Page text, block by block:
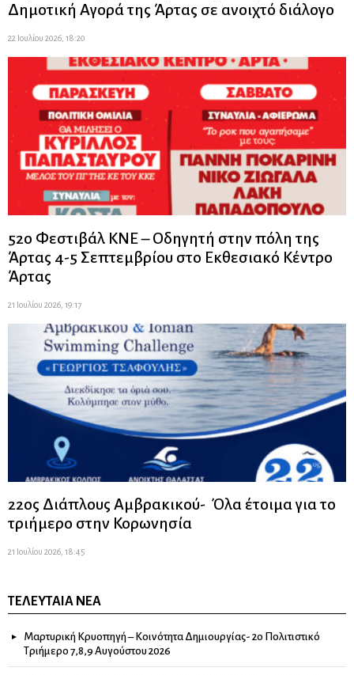
Δημοτική Αγορά της Άρτας σε ανοιχτό διάλογο
22 Ιουλίου 2026, 18:20
52ο Φεστιβάλ ΚΝΕ – Οδηγητή στην πόλη της
Άρτας 4-5 Σεπτεμβρίου στο Εκθεσιακό Κέντρο
Άρτας
21 Ιουλίου 2026, 19:17
22ος Διάπλους Αμβρακικού- Όλα έτοιμα για το
τριήμερο στην Κορωνησία
21 Ιουλίου 2026, 18:45
ΤΕΛΕΥΤΑΊΑ ΝΈΑ
Μαρτυρική Κρυοπηγή – Κοινότητα Δημιουργίας- 2ο Πολιτιστικό
Τριήμερο 7,8,9 Αυγούστου 2026